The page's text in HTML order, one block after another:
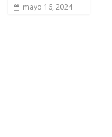
mayo 16, 2024